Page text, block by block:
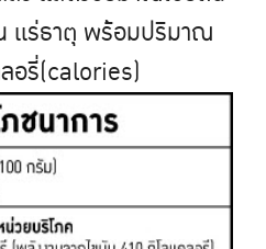
เเร่ธาตุ พร้อมปริมาณ
ลอรี่(calories)